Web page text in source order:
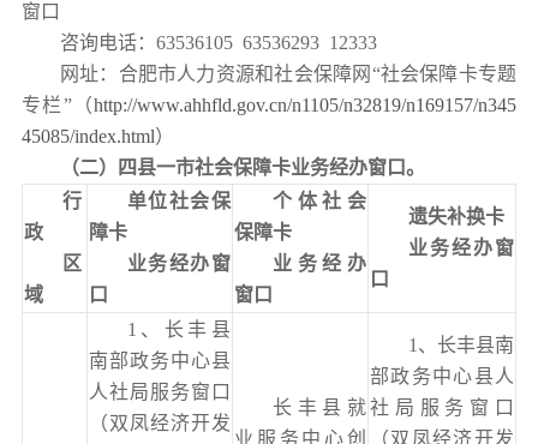
窗口
咨询电话：63536105 63536293 12333
网址：合肥市人力资源和社会保障网“社会保障卡专题
专栏”（http://www.ahhfld.gov.cn/n1105/n32819/n169157/n345
45085/index.html）
（二）四县一市社会保障卡业务经办窗口。
行
政
区
域
单位社会保
障卡
业务经办窗
口
个体社会
保障卡
业务经办
窗口
遗失补换卡
业务经办窗
口
1、长丰县
南部政务中心县
人社局服务窗口
（双凤经济开发
长丰县就
业服务中心创
1、长丰县南
部政务中心县人
社局服务窗口
（双凤经济开发